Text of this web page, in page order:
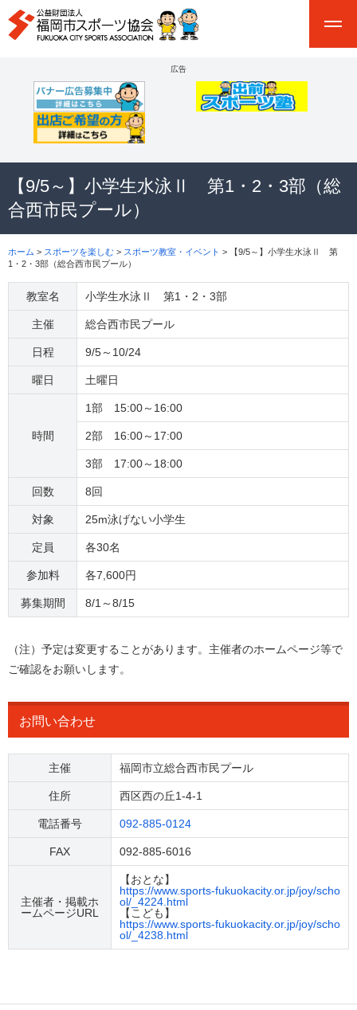
広告
【9/5～】小学生水泳Ⅱ 第1・2・3部（総
合西市民プール）
ホーム > スポーツを楽しむ > スポーツ教室・イベント > 【9/5～】小学生水泳Ⅱ 第
1・2・3部（総合西市民プール）
教室名 小学生水泳Ⅱ 第1・2・3部
主催 総合西市民プール
日程 9/5～10/24
曜日 土曜日
時間
1部 15:00～16:00
2部 16:00～17:00
3部 17:00～18:00
回数 8回
対象 25m泳げない小学生
定員 各30名
参加料 各7,600円
募集期間 8/1～8/15
（注）予定は変更することがあります。主催者のホームページ等で
ご確認をお願いします。
お問い合わせ
主催 福岡市立総合西市民プール
住所 西区西の丘1-4-1
電話番号 092-885-0124
FAX 092-885-6016
主催者・掲載ホ
ームページURL
【おとな】
https://www.sports-fukuokacity.or.jp/joy/scho
ol/_4224.html
【こども】
https://www.sports-fukuokacity.or.jp/joy/scho
ol/_4238.html